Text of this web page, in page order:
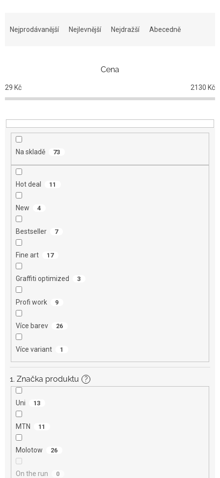
p
r
o
u
Nejprodávanější Nejlevnější Nejdražší Abecedně
Cena
29 Kč 2130 Kč
Na skladě 73
Hot deal 11
New 4
Bestseller 7
Fine art 17
Graffiti optimized 3
Profi work 9
Více barev 26
Více variant 1
1. Značka produktu ?
Uni 13
MTN 11
Molotow 26
On the run 0